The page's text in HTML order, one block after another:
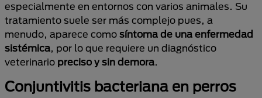
especialmente en entornos con varios animales. Su
tratamiento suele ser más complejo pues, a
menudo, aparece como síntoma de una enfermedad
sistémica, por lo que requiere un diagnóstico
veterinario preciso y sin demora.
Conjuntivitis bacteriana en perros